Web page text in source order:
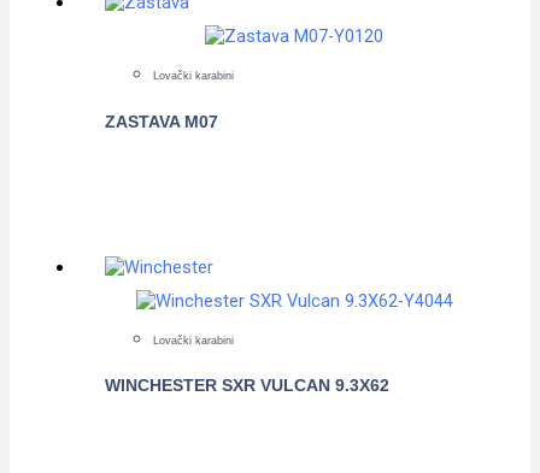
Lovački karabini
ZASTAVA M07
Lovački karabini
WINCHESTER SXR VULCAN 9.3X62